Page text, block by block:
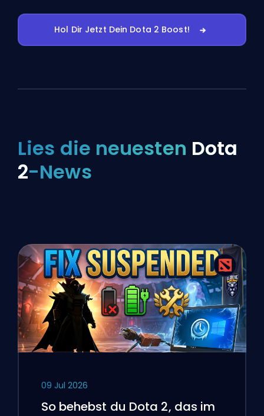
Hol Dir Jetzt Dein Dota 2 Boost!
Lies die neuesten Dota
2-News
09 Jul 2026
So behebst du Dota 2, das im